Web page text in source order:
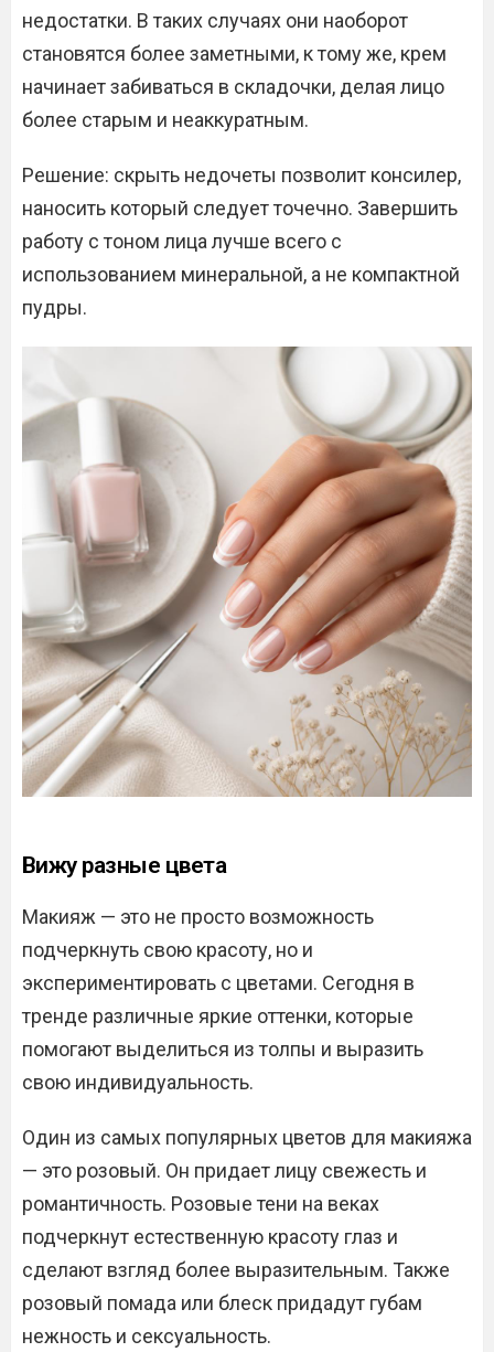
недостатки. В таких случаях они наоборот
становятся более заметными, к тому же, крем
начинает забиваться в складочки, делая лицо
более старым и неаккуратным.
Решение: скрыть недочеты позволит консилер,
наносить который следует точечно. Завершить
работу с тоном лица лучше всего с
использованием минеральной, а не компактной
пудры.
Вижу разные цвета
Макияж — это не просто возможность
подчеркнуть свою красоту, но и
экспериментировать с цветами. Сегодня в
тренде различные яркие оттенки, которые
помогают выделиться из толпы и выразить
свою индивидуальность.
Один из самых популярных цветов для макияжа
— это розовый. Он придает лицу свежесть и
романтичность. Розовые тени на веках
подчеркнут естественную красоту глаз и
сделают взгляд более выразительным. Также
розовый помада или блеск придадут губам
нежность и сексуальность.